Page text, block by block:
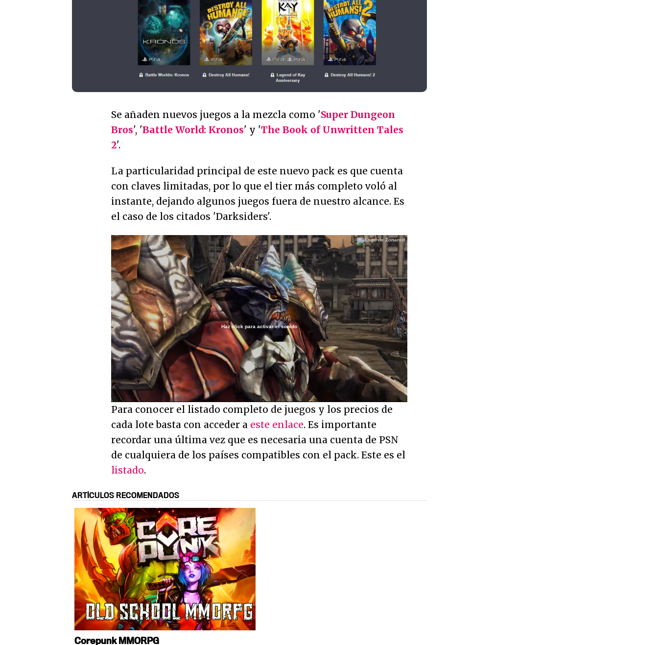
Se añaden nuevos juegos a la mezcla como 'Super Dungeon
Bros', 'Battle World: Kronos' y 'The Book of Unwritten Tales
2'.
La particularidad principal de este nuevo pack es que cuenta
con claves limitadas, por lo que el tier más completo voló al
instante, dejando algunos juegos fuera de nuestro alcance. Es
el caso de los citados 'Darksiders'.
Unmute /
Loaded:
96.04%
Haz click para activar el sonido
Para conocer el listado completo de juegos y los precios de
cada lote basta con acceder a este enlace. Es importante
recordar una última vez que es necesaria una cuenta de PSN
de cualquiera de los países compatibles con el pack. Este es el
listado.
ARTÍCULOS RECOMENDADOS
Corepunk MMORPG